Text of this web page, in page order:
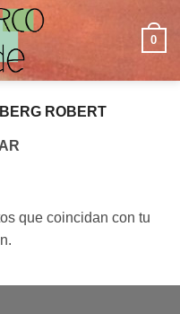
0
ROBERT
que coincidan con tu